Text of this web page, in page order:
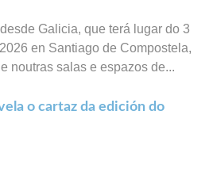
Galicia, que terá lugar do 3
en Santiago de Compostela,
noutras salas e espazos de...
o cartaz da edición do